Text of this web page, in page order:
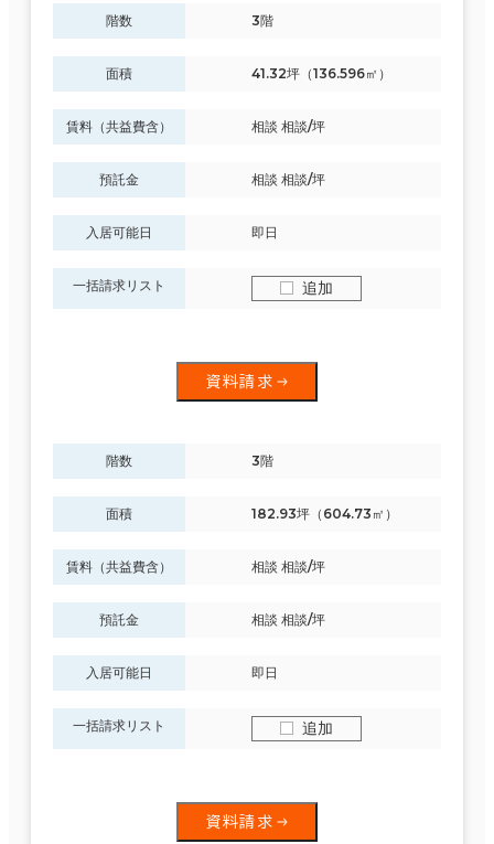
階数 3階
面積 41.32坪（136.596㎡）
賃料（共益費含） 相談 相談/坪
預託金 相談 相談/坪
入居可能日 即日
一括請求リスト 追加
資料請求
階数 3階
面積 182.93坪（604.73㎡）
賃料（共益費含） 相談 相談/坪
預託金 相談 相談/坪
入居可能日 即日
一括請求リスト 追加
資料請求